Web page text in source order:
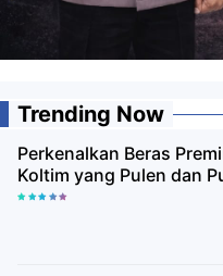
Trending Now
Perkenalkan Beras
Koltim yang Pulen dan